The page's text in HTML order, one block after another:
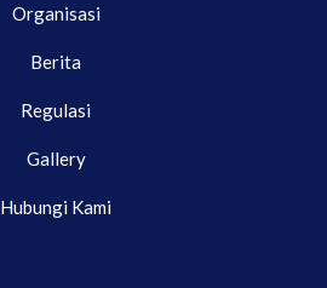
Organisasi
Berita
Regulasi
Gallery
Hubungi Kami